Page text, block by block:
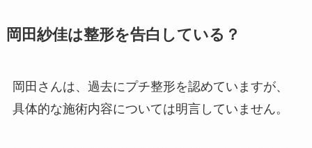
岡田紗佳は整形を告白している？
岡田さんは、過去にプチ整形を認めていますが、
具体的な施術内容については明言していません。